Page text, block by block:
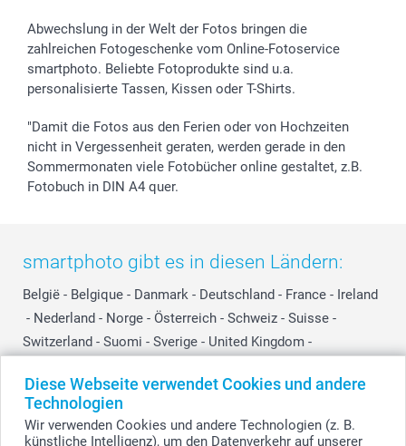
Diese Webseite verwendet Cookies und andere
Technologien
Wir verwenden Cookies und andere Technologien (z. B.
künstliche Intelligenz), um den Datenverkehr auf unserer
Abwechslung in der Welt der Fotos bringen die
zahlreichen Fotogeschenke vom Online-Fotoservice
smartphoto. Beliebte Fotoprodukte sind u.a.
personalisierte Tassen, Kissen oder T-Shirts.
"Damit die Fotos aus den Ferien oder von Hochzeiten
nicht in Vergessenheit geraten, werden gerade in den
Sommermonaten viele Fotobücher online gestaltet, z.B.
Fotobuch in DIN A4 quer.
smartphoto gibt es in diesen Ländern:
België - Belgique - Danmark - Deutschland - France - Ireland
- Nederland - Norge - Österreich - Schweiz - Suisse -
Switzerland - Suomi - Sverige - United Kingdom -
Other Countries
Alle Preise verstehen sich in EURO (€) inkl. MwSt. und zzgl. Versandkosten.